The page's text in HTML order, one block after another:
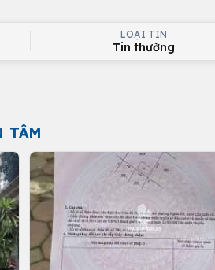
LOẠI TIN
Tin thường
TÂM